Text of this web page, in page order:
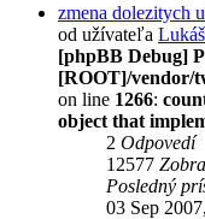
zmena dolezitych
od užívateľa
[phpBB Debug]
[ROOT]/vendor/
on line 1266:
object that
2 Odpovedí
12577
Posledný
03 Sep